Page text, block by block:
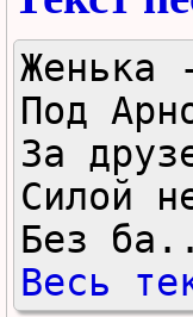
Женька
Под
За
Силой
Без
Весь